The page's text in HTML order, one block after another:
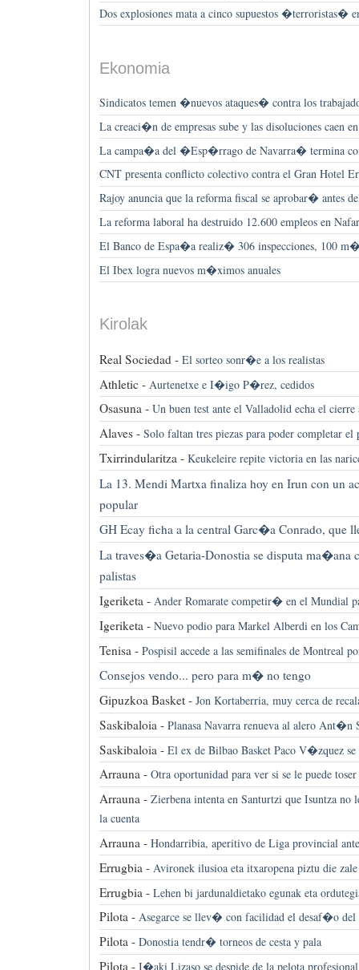
Dos explosiones mata a cinco supuestos �terroristas�
Ekonomia
Sindicatos temen �nuevos ataques� contra los
La creaci�n de empresas sube y las disoluciones caen
La campa�a del �Esp�rrago de Navarra� termina
CNT presenta conflicto colectivo contra el Gran Hotel
Rajoy anuncia que la reforma fiscal se aprobar� antes
La reforma laboral ha destruido 12.600 empleos en
El Banco de Espa�a realiz� 306 inspecciones, 100
El Ibex logra nuevos m�ximos anuales
Kirolak
Real Sociedad - El sorteo sonr�e a los realistas
Athletic - Aurtenetxe e I�igo P�rez, cedidos
Osasuna - Un buen test ante el Valladolid echa el cierre
Alaves - Solo faltan tres piezas para poder completar el
Txirrindularitza - Keukeleire repite victoria en las
La 13. Mendi Martxa finaliza hoy en Irun con un
popular
GH Ecay ficha a la central Garc�a Conrado, que
La traves�a Getaria-Donostia se disputa ma�ana
palistas
Igeriketa - Ander Romarate competir� en el Mundial
Igeriketa - Nuevo podio para Markel Alberdi en los
Tenisa - Pospisil accede a las semifinales de Montreal
Consejos vendo... pero para m� no tengo
Gipuzkoa Basket - Jon Kortaberria, muy cerca de
Saskibaloia - Planasa Navarra renueva al alero Ant�n
Saskibaloia - El ex de Bilbao Basket Paco V�zquez
Arrauna - Otra oportunidad para ver si se le puede
Arrauna - Zierbena intenta en Santurtzi que Isuntza
la cuenta
Arrauna - Hondarribia, aperitivo de Liga provincial
Errugbia - Avironek ilusioa eta itxaropena piztu die
Errugbia - Lehen bi jardunaldietako egunak eta
Pilota - Asegarce se llev� con facilidad el desaf�o
Pilota - Donostia tendr� torneos de cesta y pala
Pilota - I�aki Lizaso se despide de la pelota